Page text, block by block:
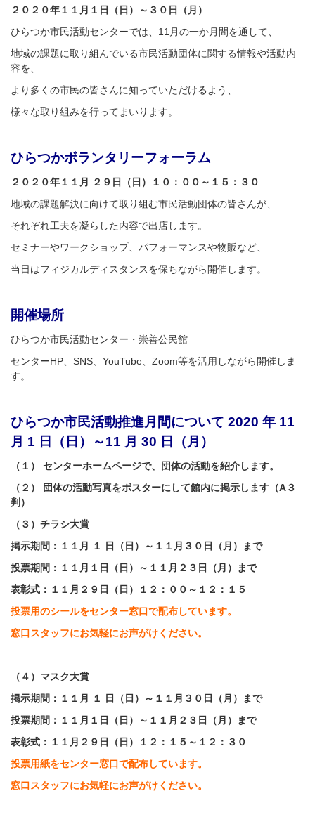
２０２０年１１月１日（日）～３０日（月）
ひらつか市民活動センターでは、11月の一か月間を通して、
地域の課題に取り組んでいる市民活動団体に関する情報や活動内
容を、
より多くの市民の皆さんに知っていただけるよう、
様々な取り組みを行ってまいります。
ひらつかボランタリーフォーラム
２０２０年１１月 ２９日（日）１０：００～１５：３０
地域の課題解決に向けて取り組む市民活動団体の皆さんが、
それぞれ工夫を凝らした内容で出店します。
セミナーやワークショップ、パフォーマンスや物販など、
当日はフィジカルディスタンスを保ちながら開催します。
開催場所
ひらつか市民活動センター・崇善公民館
センターHP、SNS、YouTube、Zoom等を活用しながら開催しま
す。
ひらつか市民活動推進月間について 2020 年 11
月 1 日（日）～11 月 30 日（月）
（１） センターホームページで、団体の活動を紹介します。
（２） 団体の活動写真をポスターにして館内に掲示します（A３
判）
（３）チラシ大賞
掲示期間：１１月 １ 日（日）～１１月３０日（月）まで
投票期間：１１月１日（日）～１１月２３日（月）まで
表彰式：１１月２９日（日）１２：００～１２：１５
投票用のシールをセンター窓口で配布しています。
窓口スタッフにお気軽にお声がけください。
（４）マスク大賞
掲示期間：１１月 １ 日（日）～１１月３０日（月）まで
投票期間：１１月１日（日）～１１月２３日（月）まで
表彰式：１１月２９日（日）１２：１５～１２：３０
投票用紙をセンター窓口で配布しています。
窓口スタッフにお気軽にお声がけください。